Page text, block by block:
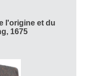
l'origine et du
1675